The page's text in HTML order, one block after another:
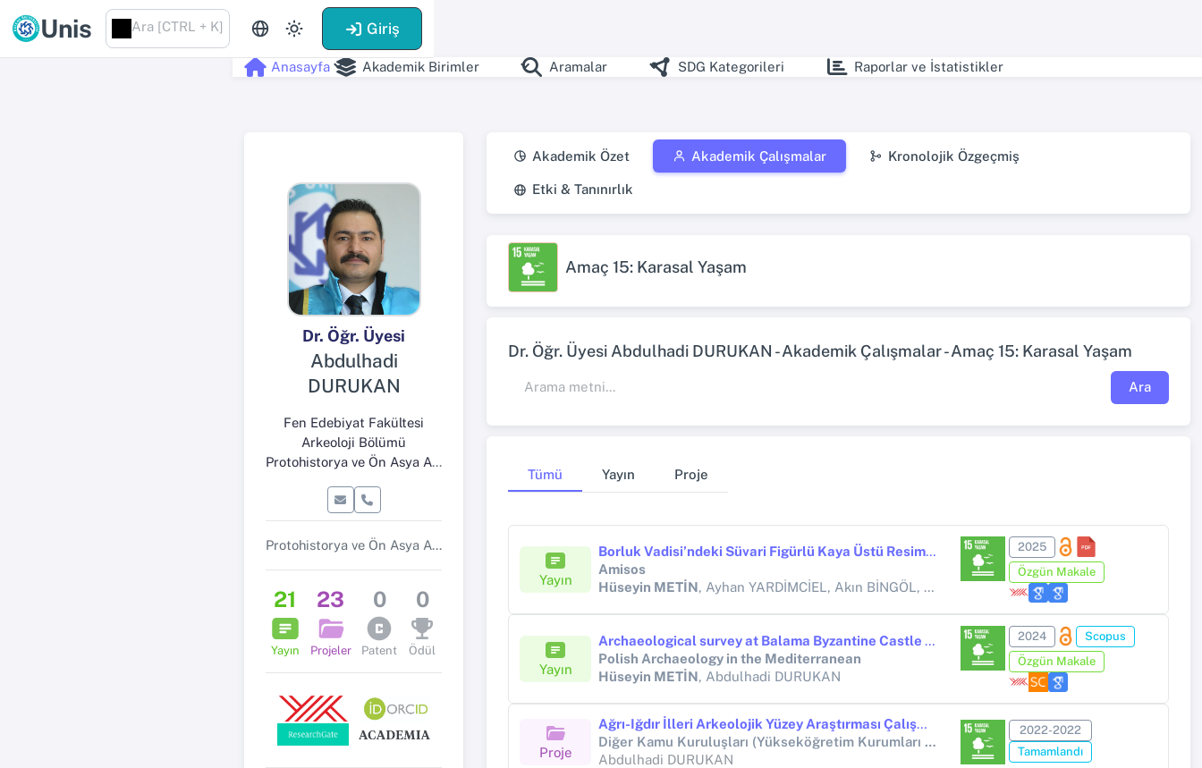
Unis Ara [CTRL + K] Giriş
Anasayfa Akademik Birimler Aramalar SDG Kategorileri Raporlar ve İstatistikler
Dr. Öğr. Üyesi
Abdulhadi
DURUKAN
Fen Edebiyat Fakültesi
Arkeoloji Bölümü
Protohistorya ve Ön Asya Arkeolojisi Anabilim Dalı
Protohistorya ve Ön Asya Arkeolojisi Anabilim Dalı Başkanı
21
Yayın
23
Projeler
0
Patent
0
Ödül
Akademik Özet Akademik Çalışmalar Kronolojik Özgeçmiş
Etki & Tanınırlık
Amaç 15: Karasal Yaşam
Dr. Öğr. Üyesi Abdulhadi DURUKAN - Akademik Çalışmalar - Amaç 15: Karasal Yaşam
Ara
Tümü Yayın Proje
Yayın
Borluk Vadisi’ndeki Süvari Figürlü Kaya Üstü Resime (Petroglif) Yönelik Güncel Bir Değerlendirme
Amisos
Hüseyin METİN, Ayhan YARDİMCİEL, Akın BİNGÖL, Abdulhadi DURUKAN
2025
Özgün Makale
Yayın
Archaeological survey at Balama Byzantine Castle in Pisidia (southwest Turkey): a preliminary report
Polish Archaeology in the Mediterranean
Hüseyin METİN, Abdulhadi DURUKAN
2024
Scopus
Özgün Makale
Proje
Ağrı-Iğdır İlleri Arkeolojik Yüzey Araştırması Çalışmaları-2022
Diğer Kamu Kuruluşları (Yükseköğretim Kurumları Hariç) (Diğer kamu kuruluşları (Yükseköğretim Kurumları hariç))
Abdulhadi DURUKAN
2022-2022
Tamamlandı